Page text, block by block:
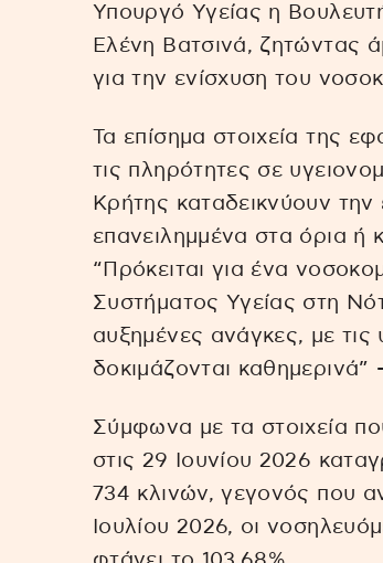
Υπουργό Υγείας η
Ελένη Βατσινά, ζητώντας
για την ενίσχυση του
Τα επίσημα στοιχεία της
τις πληρότητες σε
Κρήτης καταδεικνύουν
επανειλημμένα στα όρια ή
“Πρόκειται για ένα
Συστήματος Υγείας στη
αυξημένες ανάγκες, με
δοκιμάζονται καθημερινά”
Σύμφωνα με τα στοιχεία
στις 29 Ιουνίου 2026
734 κλινών, γεγονός που
Ιουλίου 2026, οι